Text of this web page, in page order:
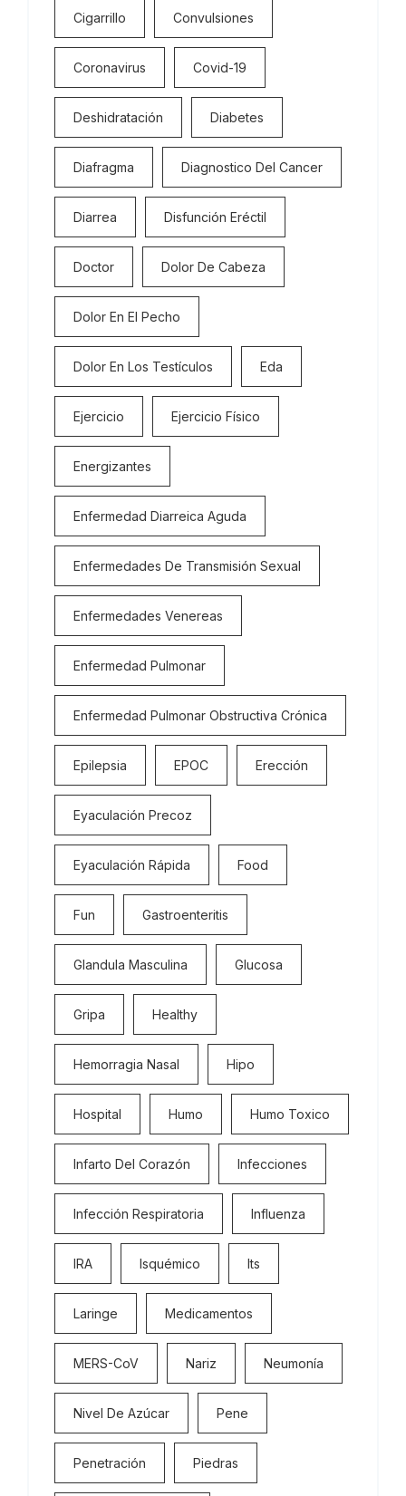
Cigarrillo Convulsiones
Coronavirus Covid-19
Deshidratación Diabetes
Diafragma Diagnostico Del Cancer
Diarrea Disfunción Eréctil
Doctor Dolor De Cabeza
Dolor En El Pecho
Dolor En Los Testículos Eda
Ejercicio Ejercicio Físico
Energizantes
Enfermedad Diarreica Aguda
Enfermedades De Transmisión Sexual
Enfermedades Venereas
Enfermedad Pulmonar
Enfermedad Pulmonar Obstructiva Crónica
Epilepsia EPOC Erección
Eyaculación Precoz
Eyaculación Rápida Food
Fun Gastroenteritis
Glandula Masculina Glucosa
Gripa Healthy
Hemorragia Nasal Hipo
Hospital Humo Humo Toxico
Infarto Del Corazón Infecciones
Infección Respiratoria Influenza
IRA Isquémico Its
Laringe Medicamentos
MERS-CoV Nariz Neumonía
Nivel De Azúcar Pene
Penetración Piedras